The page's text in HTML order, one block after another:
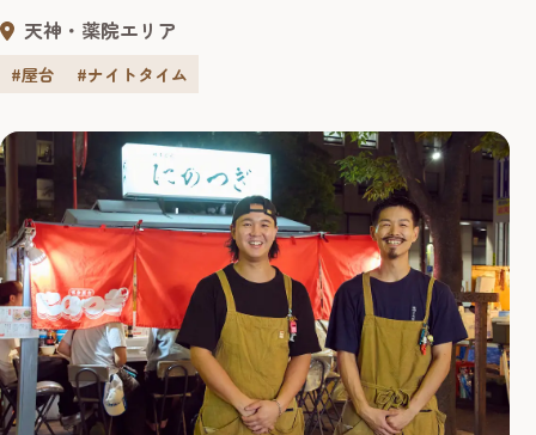
浜に新しくオープンした「長浜屋台 がぶがぶ。」。元気で
明るい女性店主 鍋川奈々さんが笑顔いっぱいで迎えてくれ
る、活気あふれる屋台です。 今回は、「長浜屋台 がぶが
は...
天神・薬院エリア
#屋台 #ナイトタイム